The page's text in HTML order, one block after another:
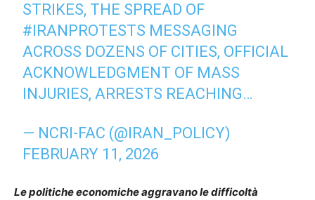
STRIKES, THE SPREAD OF
#IRANPROTESTS MESSAGING
ACROSS DOZENS OF CITIES, OFFICIAL
ACKNOWLEDGMENT OF MASS
INJURIES, ARRESTS REACHING…
— NCRI-FAC (@IRAN_POLICY)
FEBRUARY 11, 2026
Le politiche economiche aggravano le difficoltà